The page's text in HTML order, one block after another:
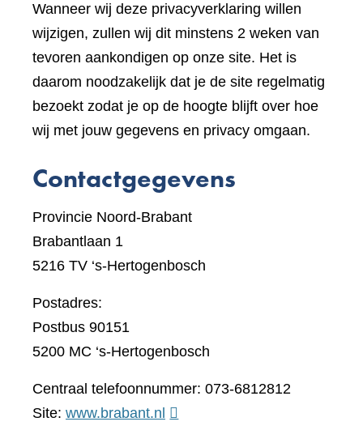
Wanneer wij deze privacyverklaring willen
wijzigen, zullen wij dit minstens 2 weken van
tevoren aankondigen op onze site. Het is
daarom noodzakelijk dat je de site regelmatig
bezoekt zodat je op de hoogte blijft over hoe
wij met jouw gegevens en privacy omgaan.
Contactgegevens
Provincie Noord-Brabant
Brabantlaan 1
5216 TV ‘s-Hertogenbosch
Postadres:
Postbus 90151
5200 MC ‘s-Hertogenbosch
Centraal telefoonnummer: 073-6812812
Site: www.brabant.nl (verwijst